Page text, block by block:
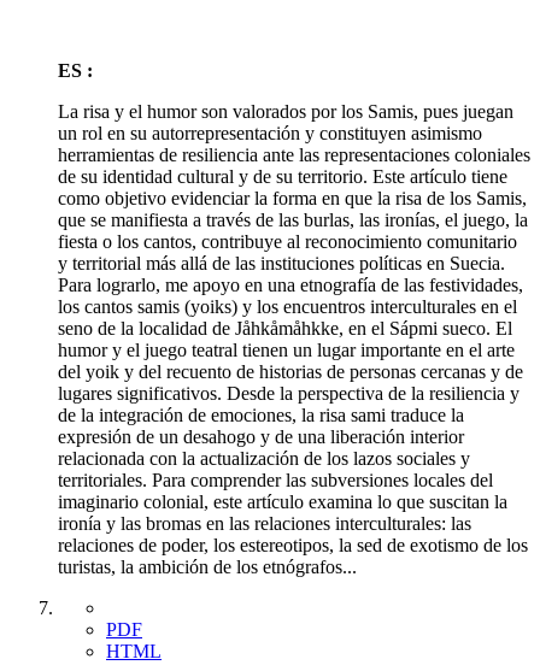
ES :
La risa y el humor son valorados por los Samis, pues juegan
un rol en su autorrepresentación y constituyen asimismo
herramientas de resiliencia ante las representaciones coloniales
de su identidad cultural y de su territorio. Este artículo tiene
como objetivo evidenciar la forma en que la risa de los Samis,
que se manifiesta a través de las burlas, las ironías, el juego, la
fiesta o los cantos, contribuye al reconocimiento comunitario
y territorial más allá de las instituciones políticas en Suecia.
Para lograrlo, me apoyo en una etnografía de las festividades,
los cantos samis (yoiks) y los encuentros interculturales en el
seno de la localidad de Jåhkåmåhkke, en el Sápmi sueco. El
humor y el juego teatral tienen un lugar importante en el arte
del yoik y del recuento de historias de personas cercanas y de
lugares significativos. Desde la perspectiva de la resiliencia y
de la integración de emociones, la risa sami traduce la
expresión de un desahogo y de una liberación interior
relacionada con la actualización de los lazos sociales y
territoriales. Para comprender las subversiones locales del
imaginario colonial, este artículo examina lo que suscitan la
ironía y las bromas en las relaciones interculturales: las
relaciones de poder, los estereotipos, la sed de exotismo de los
turistas, la ambición de los etnógrafos...
PDF
HTML